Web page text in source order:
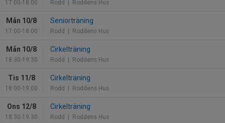
17:00-18:00 Rodd | Roddens Hus
Mån 10/8
17:00-18:00
Seniorträning
Rodd | Roddens Hus
Mån 10/8
18:30-19:30
Cirkelträning
Rodd | Roddens Hus
Tis 11/8
18:00-19:00
Cirkelträning
Rodd | Roddens Hus
Ons 12/8
18:30-19:30
Cirkelträning
Rodd | Roddens Hus